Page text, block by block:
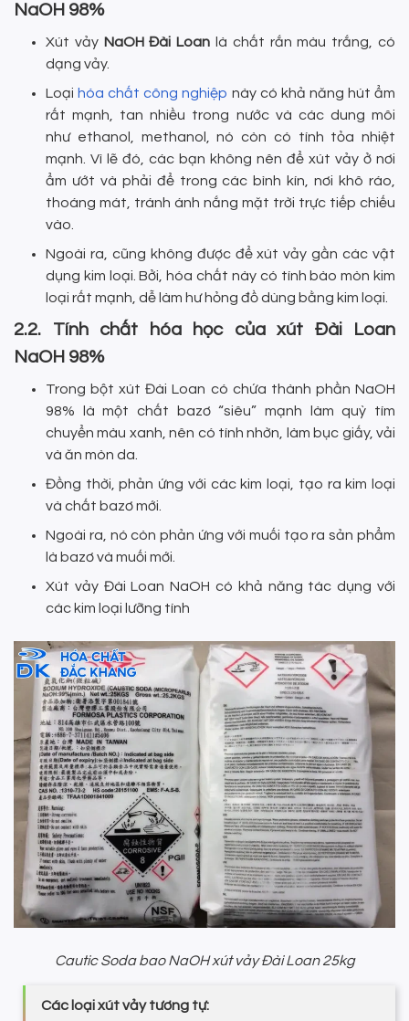
NaOH 98%
Xút vảyNaOH Đài Loan là chất rắn màu trắng, có
dạng vảy.
Loại hóa chất công nghiệp này có khả năng hút ẩm
rất mạnh, tan nhiều trong nước và các dung môi
như ethanol, methanol, nó còn có tính tỏa nhiệt
mạnh. Vì lẽ đó, các bạn không nên để xút vảy ở nơi
ẩm ướt và phải để trong các bình kín, nơi khô ráo,
thoáng mát, tránh ánh nắng mặt trời trực tiếp chiếu
vào.
Ngoài ra, cũng không được để xút vảy gần các vật
dụng kim loại. Bởi, hóa chất này có tính bào mòn kim
loại rất mạnh, dễ làm hư hỏng đồ dùng bằng kim loại.
2.2. Tính chất hóa học của xút Đài Loan
NaOH 98%
Trong bột xút Đài Loan có chứa thành phần NaOH
98% là một chất bazơ “siêu” mạnh làm quỳ tím
chuyển màu xanh, nên có tính nhờn, làm bục giấy, vải
và ăn mòn da.
Đồng thời, phản ứng với các kim loại, tạo ra kim loại
và chất bazơ mới.
Ngoài ra, nó còn phản ứng với muối tạo ra sản phẩm
là bazơ và muối mới.
Xút vảy Đài Loan NaOH có khả năng tác dụng với
các kim loại lưỡng tính
Cautic Soda bao NaOH xút vảy Đài Loan 25kg
Các loại xút vảy tương tự: